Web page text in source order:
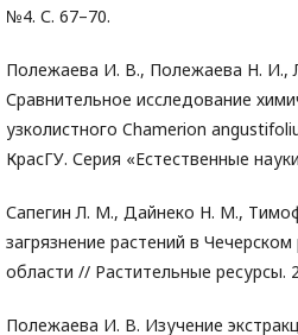
№4. С. 67–70.
Полежаева И. В., Полежаева Н. И.,
Сравнительное исследование
узколистного Chamerion
КрасГУ. Серия «Естественные
Сапегин Л. М., Дайнеко Н. М.,
загрязнение растений в
области // Растительные ресурсы.
Полежаева И. В. Изучение